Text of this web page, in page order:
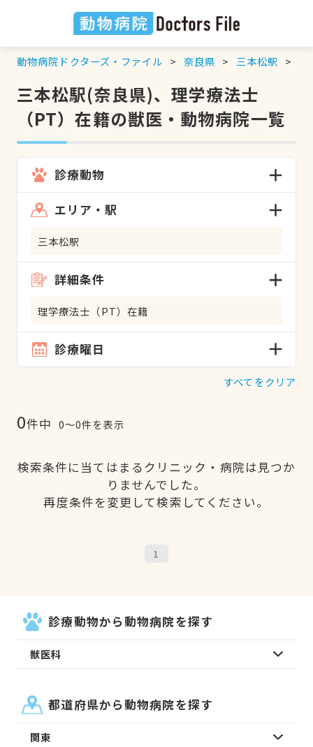
動物病院ドクターズ・ファイル 奈良県 三本松駅
三本松駅(奈良県)、理学療法士
（PT）在籍の獣医・動物病院一覧
診療動物
エリア・駅
三本松駅
詳細条件
理学療法士（PT）在籍
診療曜日
すべてをクリア
0件中 0〜0件を表示
検索条件に当てはまるクリニック・病院は見つか
りませんでした。
再度条件を変更して検索してください。
1
診療動物から動物病院を探す
獣医科
都道府県から動物病院を探す
関東